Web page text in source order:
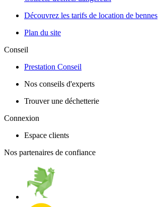
Découvrez les tarifs de location de bennes
Plan du site
Conseil
Prestation Conseil
Nos conseils d'experts
Trouver une déchetterie
Connexion
Espace clients
Nos partenaires de confiance